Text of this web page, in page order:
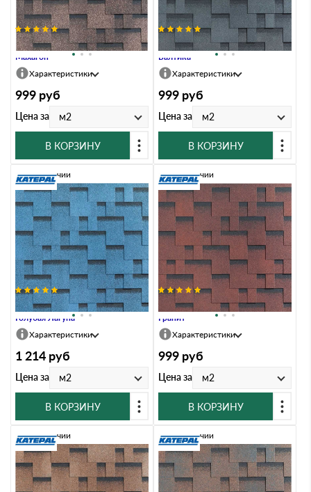
Гибкая черепица Katepal ROCKY
Махагон
Характеристики
999 руб
Цена за м2
В КОРЗИНУ
Гибкая черепица Katepal ROCKY
Балтика
Характеристики
999 руб
Цена за м2
В КОРЗИНУ
Гибкая черепица Katepal ROCKY
Голубая Лагуна
В наличии
Характеристики
1 214 руб
Цена за м2
В КОРЗИНУ
Гибкая черепица Katepal ROCKY
Гранит
В наличии
Характеристики
999 руб
Цена за м2
В КОРЗИНУ
В наличии В наличии